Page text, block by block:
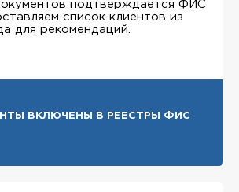
подтверждается ФИС
список клиентов из
для рекомендаций.
ВКЛЮЧЕНЫ В РЕЕСТРЫ ФИС